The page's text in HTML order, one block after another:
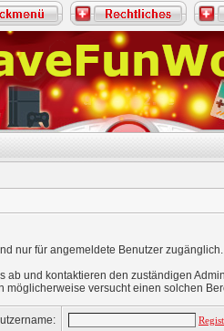
nur für angemeldete Benutzer
ab und kontaktieren den zuständigen
möglicherweise versucht einen solchen